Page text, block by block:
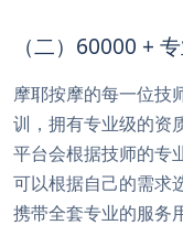
（二）60000 +
摩耶按摩的每一位技
训，拥有专业级的资
平台会根据技师的专
可以根据自己的需求
携带全套专业的服务